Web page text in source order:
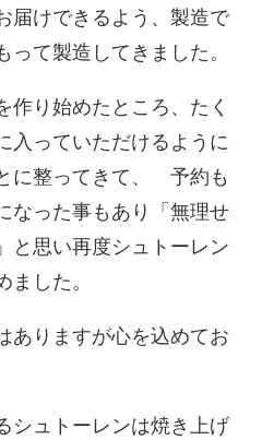
届けできるよう、製造で
て製造してきました。
作り始めたところ、たく
入っていただけるように
に整ってきて、゙予約も
なった事もあり「無理せ
と思い再度シュトーレン
した。
ありますが心を込めてお
シュトーレンは焼き上げ